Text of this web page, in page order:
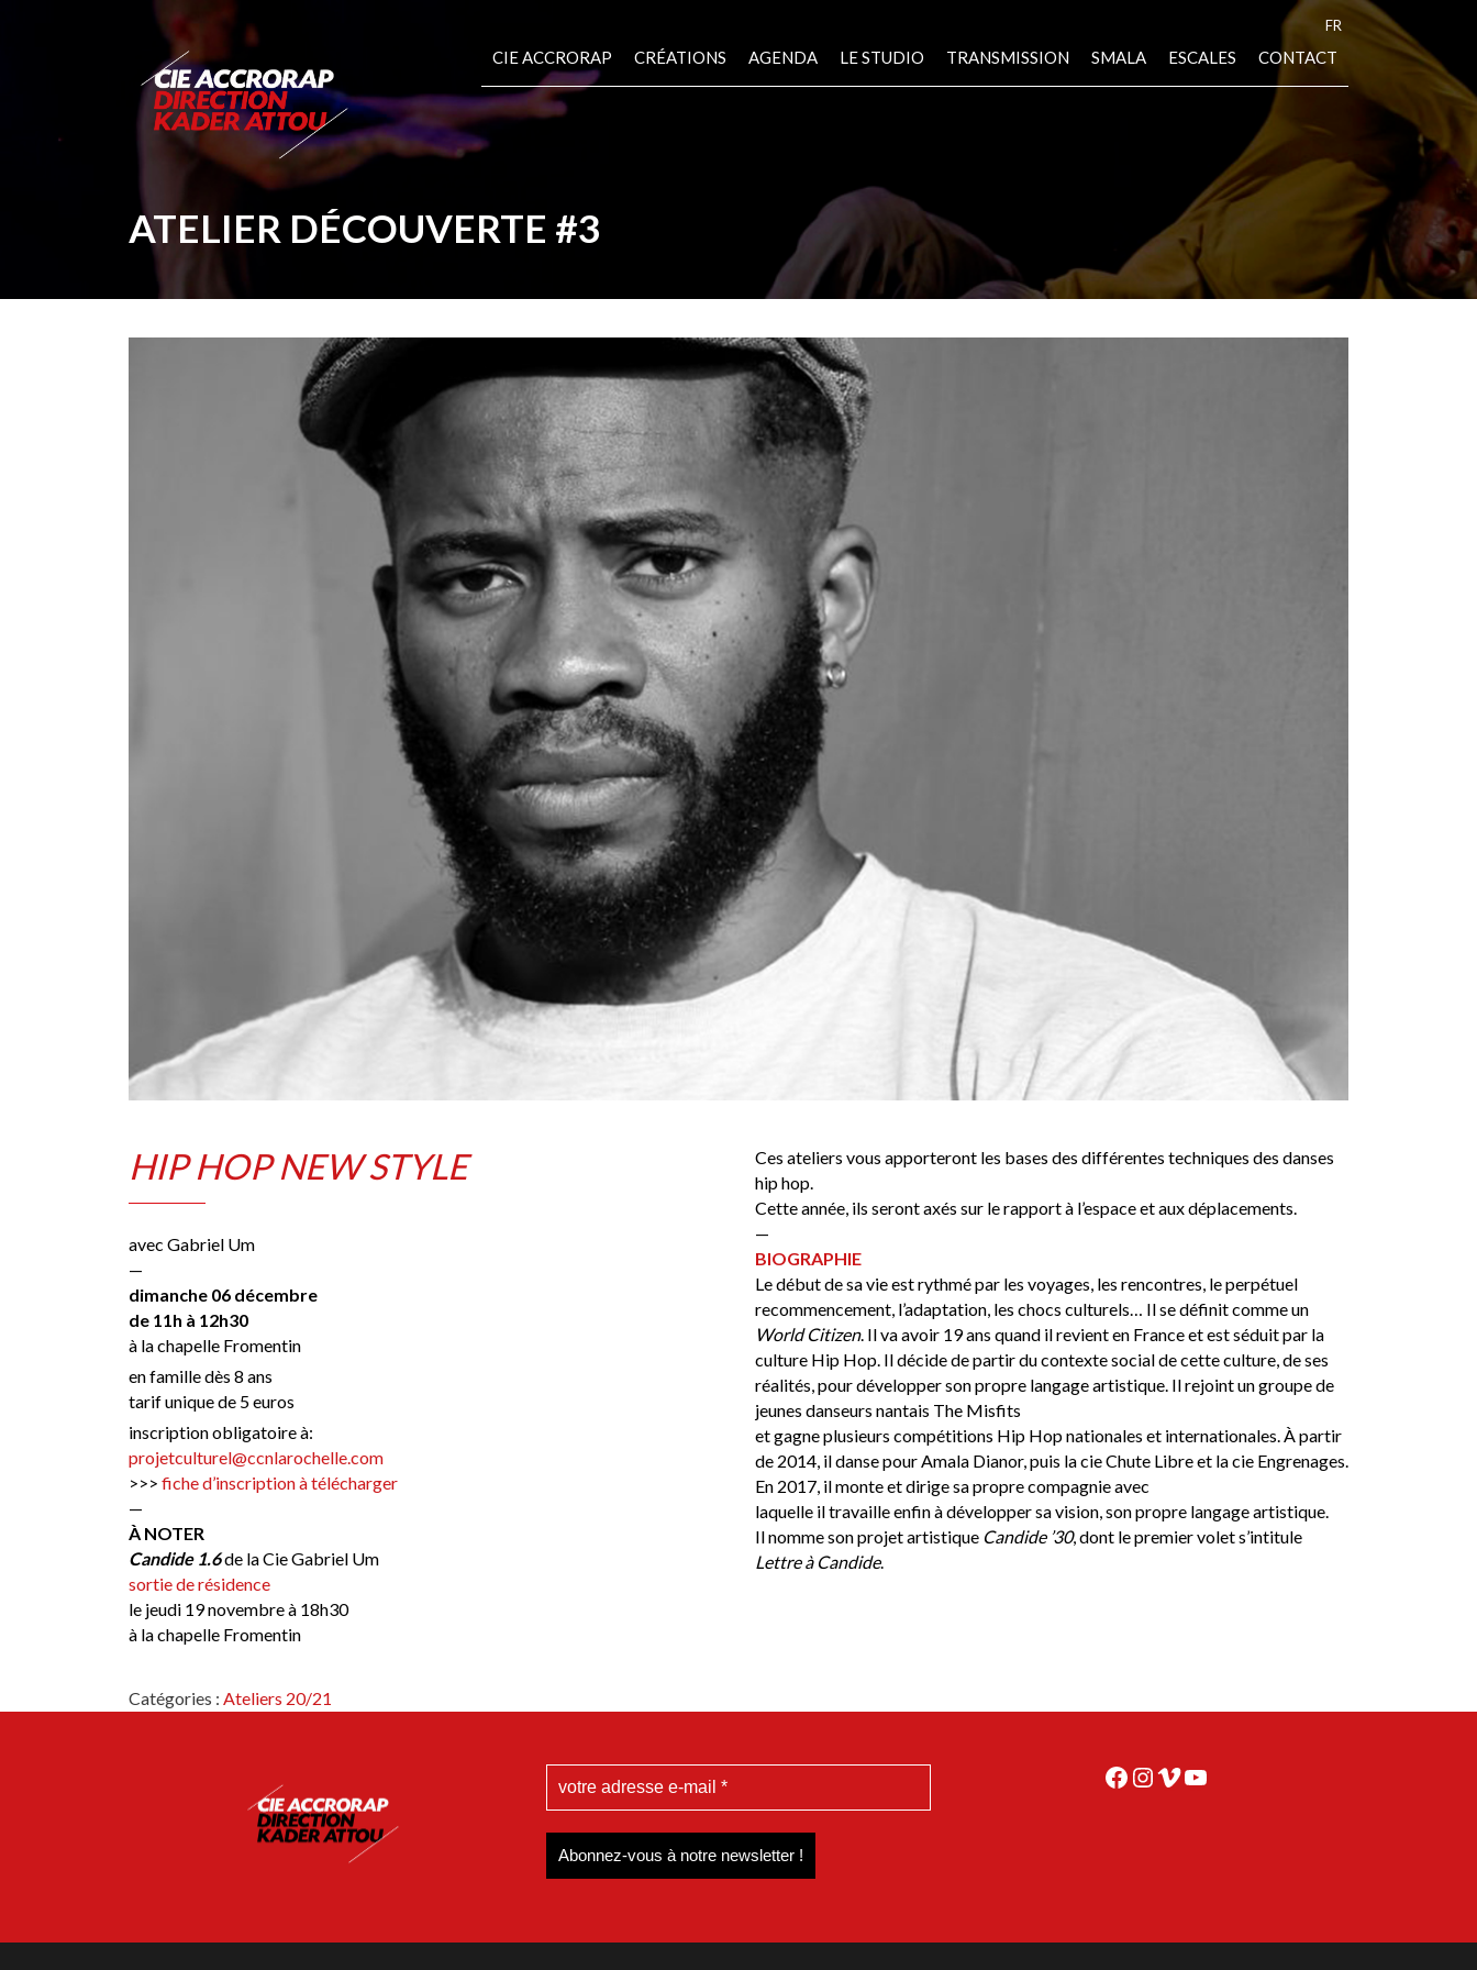
FR
CIE ACCRORAP CRÉATIONS AGENDA LE STUDIO TRANSMISSION SMALA ESCALES CONTACT
ATELIER DÉCOUVERTE #3
HIP HOP NEW STYLE
avec Gabriel Um
—
dimanche 06 décembre
de 11h à 12h30
à la chapelle Fromentin
en famille dès 8 ans
tarif unique de 5 euros
inscription obligatoire à:
projetculturel@ccnlarochelle.com
>>> fiche d’inscription à télécharger
—
À NOTER
Candide 1.6de la Cie Gabriel Um
sortie de résidence
le jeudi 19 novembre à 18h30
à la chapelle Fromentin
Ces ateliers vous apporteront les bases des différentes techniques des danses
hip hop.
Cette année, ils seront axés sur le rapport à l’espace et aux déplacements.
—
BIOGRAPHIE
Le début de sa vie est rythmé par les voyages, les rencontres, le perpétuel
recommencement, l’adaptation, les chocs culturels… Il se définit comme un
World Citizen. Il va avoir 19 ans quand il revient en France et est séduit par la
culture Hip Hop. Il décide de partir du contexte social de cette culture, de ses
réalités, pour développer son propre langage artistique. Il rejoint un groupe de
jeunes danseurs nantais The Misfits
et gagne plusieurs compétitions Hip Hop nationales et internationales. À partir
de 2014, il danse pour Amala Dianor, puis la cie Chute Libre et la cie Engrenages.
En 2017, il monte et dirige sa propre compagnie avec
laquelle il travaille enfin à développer sa vision, son propre langage artistique.
Il nomme son projet artistique Candide ’30, dont le premier volet s’intitule
Lettre à Candide.
Catégories : Ateliers 20/21
Facebook
Instagram
VimeoYouTube